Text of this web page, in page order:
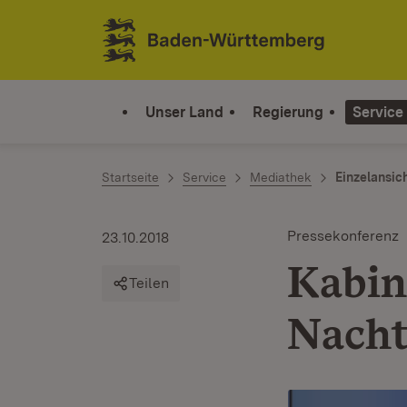
Zum Inhalt springen
Link zur Startseite
Unser Land Regierung Service
Startseite Service Mediathek
Pressekonferenz
23.10.2018
Teilen